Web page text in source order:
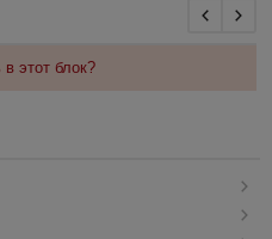
в этот блок?